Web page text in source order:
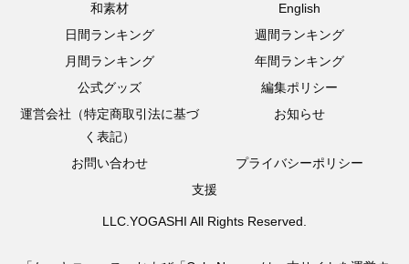
和素材
English
日間ランキング
週間ランキング
月間ランキング
年間ランキング
公式グッズ
編集ポリシー
運営会社（特定商取引法に基づ
く表記）
お知らせ
お問い合わせ
プライバシーポリシー
支援
LLC.YOGASHI All Rights Reserved.